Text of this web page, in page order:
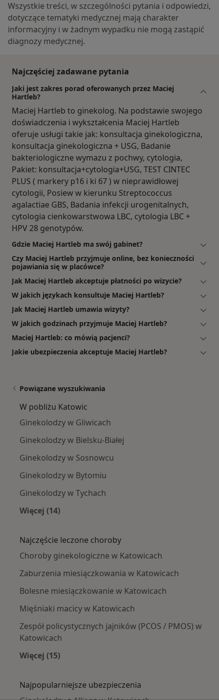
Wszystkie treści, w szczególności pytania i odpowiedzi,
dotyczące tematyki medycznej mają charakter
informacyjny i w żadnym wypadku nie mogą zastąpić
diagnozy medycznej.
Najczęściej zadawane pytania
Jaki jest zakres porad oferowanych przez Maciej
Hartleb?
Maciej Hartleb to ginekolog. Na podstawie swojego
doświadczenia i wykształcenia Maciej Hartleb
oferuje usługi takie jak: konsultacja ginekologiczna,
konsultacja ginekologiczna + USG, Badanie
bakteriologiczne wymazu z pochwy, cytologia,
Pakiet: konsultacja+cytologia+USG, TEST CINTEC
PLUS ( markery p16 i ki 67 ) w nieprawidłowej
cytologii, Posiew w kierunku Streptococcus
agalactiae GBS, Badania infekcji urogenitalnych,
cytologia cienkowarstwowa LBC, cytologia LBC +
HPV 28 genotypów.
Gdzie Maciej Hartleb ma swój gabinet?
Czy Maciej Hartleb przyjmuje online, bez konieczności
pojawiania się w placówce?
Jak Maciej Hartleb akceptuje płatności po wizycie?
W jakich językach konsultuje Maciej Hartleb?
Jak Maciej Hartleb umawia wizyty?
W jakich godzinach przyjmuje Maciej Hartleb?
Maciej Hartleb: co mówią pacjenci?
Jakie ubezpieczenia akceptuje Maciej Hartleb?
Powiązane wyszukiwania
W pobliżu Katowic
Ginekolodzy w Gliwicach
Ginekolodzy w Bielsku-Białej
Ginekolodzy w Sosnowcu
Ginekolodzy w Bytomiu
Ginekolodzy w Tychach
Więcej (14)
Najczęście leczone choroby
Choroby ginekologiczne w Katowicach
Zaburzenia miesiączkowania w Katowicach
Bolesne miesiączkowanie w Katowicach
Mięśniaki macicy w Katowicach
Zespół policystycznych jajników (PCOS / PMOS) w
Katowicach
Więcej (15)
Najpopularniejsze ubezpieczenia